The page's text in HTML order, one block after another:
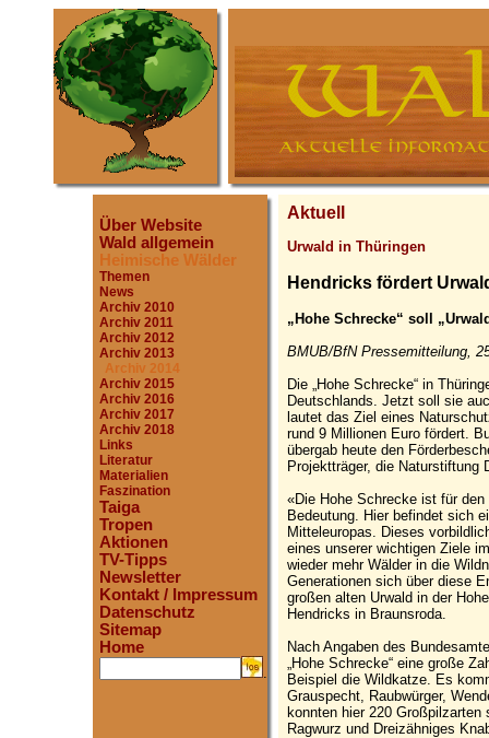
Über Website
Wald allgemein
Heimische Wälder
Themen
News
Archiv 2010
Archiv 2011
Archiv 2012
Archiv 2013
Archiv 2014
Archiv 2015
Archiv 2016
Archiv 2017
Archiv 2018
Links
Literatur
Materialien
Faszination
Taiga
Tropen
Aktionen
TV-Tipps
Newsletter
Kontakt / Impressum
Datenschutz
Sitemap
Home
.
Aktuell
Urwald in Thüringen
Hendricks fördert
„Hohe Schrecke“ soll
BMUB/BfN Pressemitteilung,
Die „Hohe Schrecke“ in
Deutschlands. Jetzt soll sie
lautet das Ziel eines
rund 9 Millionen Euro fördert.
übergab heute den
Projektträger, die Naturstiftung
«Die Hohe Schrecke ist für
Bedeutung. Hier befindet sich
Mitteleuropas. Dieses
eines unserer wichtigen Ziele
wieder mehr Wälder in die
Generationen sich über diese
großen alten Urwald in der
Hendricks in Braunsroda.
Nach Angaben des
„Hohe Schrecke“ eine große
Beispiel die Wildkatze. Es
Grauspecht, Raubwürger,
konnten hier 220 Großpilzarten
Ragwurz und Dreizähniges